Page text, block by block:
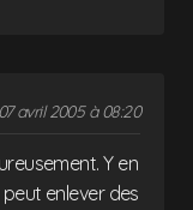
07 avril 2005 à 08:20
Y en
enlever des